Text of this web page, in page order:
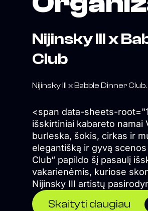
Nijinsky III x
Club
Nijinsky III x Babble Dinner
<span data-sheets-
išskirtiniai kabareto namai
burleska, šokis, cirkas ir
elegantišką ir gyvą
Club“ papildo šį pasaulį
vakarienėmis, kuriose
Nijinsky III artistų
Skaityti daugiau